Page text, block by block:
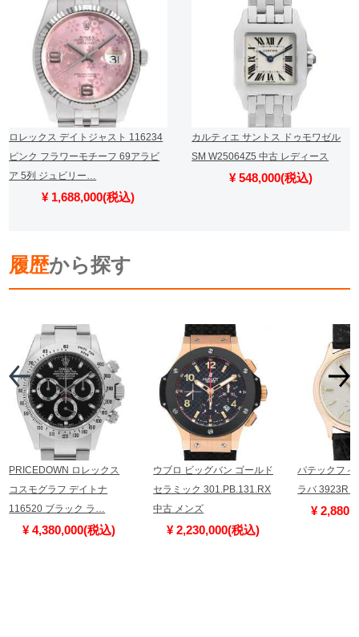
ロレックス デイトジャスト 116234
ピンク フラワーモチーフ 69アラビ
ア 5列 ジュビリー…
¥ 1,688,000(税込)
カルティエ サントス ドゥモワゼル
SM W25064Z5 中古 レディース
¥ 548,000(税込)
履歴から探す
PRICEDOWN ロレックス
コスモグラフ デイトナ
116520 ブラック ラ…
¥ 4,380,000(税込)
ウブロ ビッグバン ゴールド
セラミック 301.PB.131.RX
中古 メンズ
¥ 2,230,000(税込)
パテックフィ
ラバ 3923R
¥